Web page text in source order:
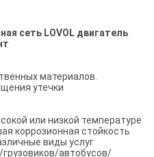
сеть LOVOL двигатель
материалов.
утечки
или низкой температуре
коррозионная стойкость
виды услуг
автобусов/